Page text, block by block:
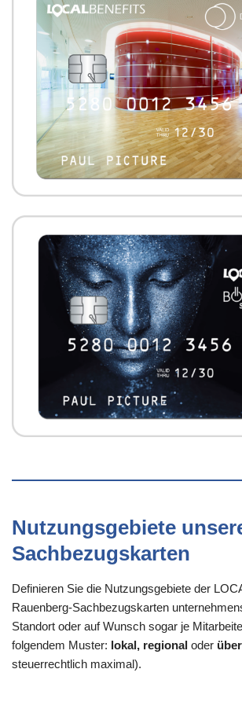
Nutzungsgebiete
Sachbezugskarten
Definieren Sie die Nutzungsgebiete der
Rauenberg-Sachbezugskarten
Standort oder auf Wunsch sogar je
folgendem Muster: lokal, regional oder
steuerrechtlich maximal).